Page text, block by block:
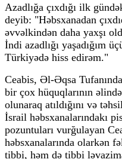
Azadlığa çıxdığı ilk
deyib: "Həbsxanadan
əvvəlkindən daha yaxşı
İndi azadlığı yaşadığım
Türkiyədə hiss edirəm."
Ceabis, Əl-Əqsa
bir çox hüquqlarının
olunaraq atıldığını və
İsrail həbsxanalarındakı
pozuntuları vurğulayan
həbsxanalarında olarkən
tibbi, həm də tibbi